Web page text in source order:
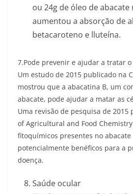
ou 24g de óleo de abacate
aumentou a absorção de
betacaroteno e lluteína.
7.Pode prevenir e ajudar a tratar
Um estudo de 2015 publicado na
mostrou que a abacatina B, um
abacate, pode ajudar a matar as
Uma revisão de pesquisa de 2015
of Agricultural and Food
fitoquímicos presentes no abacate
potencialmente benéficos para a
doença.
Saúde ocular